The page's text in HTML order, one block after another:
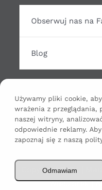
Obserwuj nas na
Blog
Odtwarzacz
plików
dźwiękowych
00:00
Copyright 2024 |
Wieczorek |
Używamy pliki cookie,
wrażenia z przeglądania,
naszej witryny,
odpowiednie reklamy.
zapoznaj się z naszą
Odmawiam